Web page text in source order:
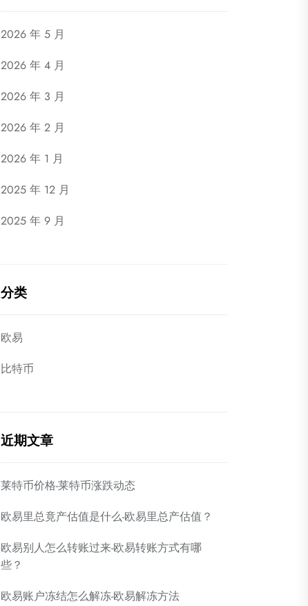
2026 年 5 月
2026 年 4 月
2026 年 3 月
2026 年 2 月
2026 年 1 月
2025 年 12 月
2025 年 9 月
分类
欧易
比特币
近期文章
莱特币价格-莱特币涨跌动态
欧易里总竟产估值是什么-欧易里总产估值？
欧易别人怎么转账过来-欧易转账方式有哪
些？
欧易账户冻结怎么解冻-欧易解冻方法